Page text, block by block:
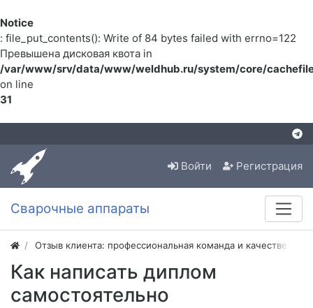
Notice
: file_put_contents(): Write of 84 bytes failed with errno=122
Превышена дисковая квота in
/var/www/srv/data/www/weldhub.ru/system/core/
on line
31
Войти Регистрация
Сварочные аппараты
Отзыв клиента: профессиональная команда и
Как написать диплом
самостоятельно